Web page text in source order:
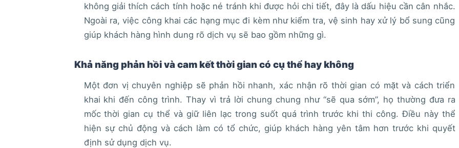
không giải thích cách tính hoặc né tránh khi được hỏi chi tiết, đây là dấu hiệu cần cân nhắc.
Ngoài ra, việc công khai các hạng mục đi kèm như kiểm tra, vệ sinh hay xử lý bổ sung cũng
giúp khách hàng hình dung rõ dịch vụ sẽ bao gồm những gì.
Khả năng phản hồi và cam kết thời gian có cụ thể hay không
Một đơn vị chuyên nghiệp sẽ phản hồi nhanh, xác nhận rõ thời gian có mặt và cách triển
khai khi đến công trình. Thay vì trả lời chung chung như “sẽ qua sớm”, họ thường đưa ra
mốc thời gian cụ thể và giữ liên lạc trong suốt quá trình trước khi thi công. Điều này thể
hiện sự chủ động và cách làm có tổ chức, giúp khách hàng yên tâm hơn trước khi quyết
định sử dụng dịch vụ.